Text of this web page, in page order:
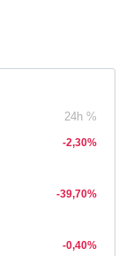
24h %
-2,30%
-39,70%
-0,40%